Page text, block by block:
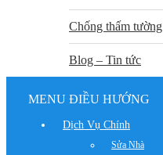
Chống thấm tường
Blog – Tin tức
MENU ĐIỀU HƯỚNG
Dịch Vụ Chính
Sửa Nhà